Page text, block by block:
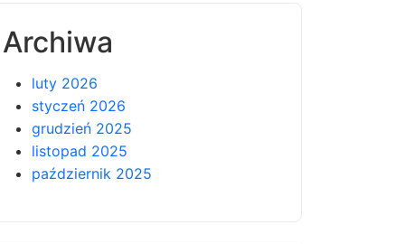
Archiwa
luty 2026
styczeń 2026
grudzień 2025
listopad 2025
październik 2025